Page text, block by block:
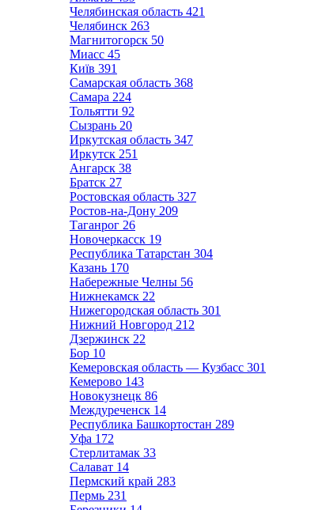
Челябинская область 421
Челябинск 263
Магнитогорск 50
Миасс 45
Київ 391
Самарская область 368
Самара 224
Тольятти 92
Сызрань 20
Иркутская область 347
Иркутск 251
Ангарск 38
Братск 27
Ростовская область 327
Ростов-на-Дону 209
Таганрог 26
Новочеркасск 19
Республика Татарстан 304
Казань 170
Набережные Челны 56
Нижнекамск 22
Нижегородская область 301
Нижний Новгород 212
Дзержинск 22
Бор 10
Кемеровская область — Кузбасс 301
Кемерово 143
Новокузнецк 86
Междуреченск 14
Республика Башкортостан 289
Уфа 172
Стерлитамак 33
Салават 14
Пермский край 283
Пермь 231